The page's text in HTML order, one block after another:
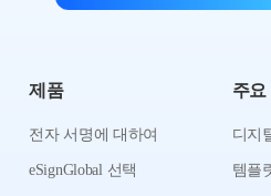
제품
전자 서명에 대하여
eSignGlobal 선택
주요
디지
템플